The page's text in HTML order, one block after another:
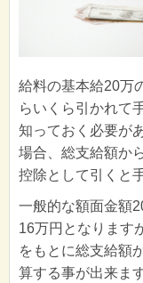
給料の基本給20万
らいくら引かれて
知っておく必要が
場合、総支給額か
控除として引くと
一般的な額面金額
16万円となります
をもとに総支給額
算する事が出来ま